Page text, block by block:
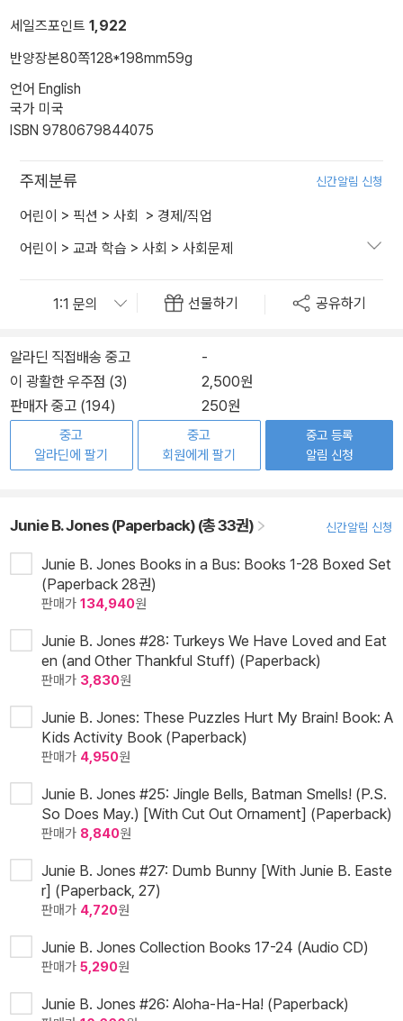
세일즈포인트 1,922
반양장본80쪽128*198mm59g
언어 English
국가 미국
ISBN 9780679844075
주제분류 신간알림 신청
어린이 > 픽션 > 사회 > 경제/직업
어린이 > 교과 학습 > 사회 > 사회문제
선물하기 공유하기
알라딘 직접배송 중고
-
이 광활한 우주점 (3)
2,500원
판매자 중고 (194)
250원
중고
알라딘에 팔기
중고
회원에게 팔기
중고 등록
알림 신청
Junie B. Jones (Paperback) (총 33권) 신간알림 신청
Junie B. Jones Books in a Bus: Books 1-28 Boxed Set
(Paperback 28권)
판매가 134,940원
Junie B. Jones #28: Turkeys We Have Loved and Eat
en (and Other Thankful Stuff) (Paperback)
판매가 3,830원
Junie B. Jones: These Puzzles Hurt My Brain! Book: A
Kids Activity Book (Paperback)
판매가 4,950원
Junie B. Jones #25: Jingle Bells, Batman Smells! (P.S.
So Does May.) [With Cut Out Ornament] (Paperback)
판매가 8,840원
Junie B. Jones #27: Dumb Bunny [With Junie B. Easte
r] (Paperback, 27)
판매가 4,720원
Junie B. Jones Collection Books 17-24 (Audio CD)
판매가 5,290원
Junie B. Jones #26: Aloha-Ha-Ha! (Paperback)